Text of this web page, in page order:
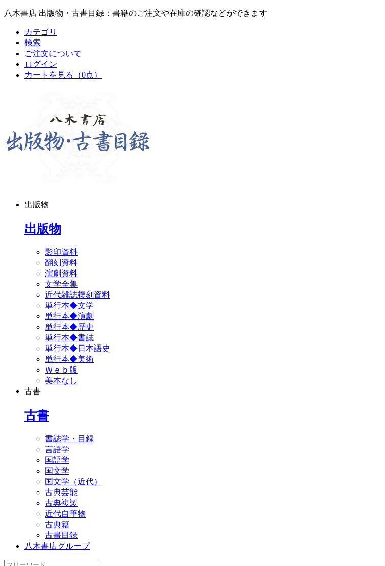
八木書店 出版物・古書目録：書籍のご注文や在庫の確認などができます
カテゴリ
検索
ご注文について
ログイン
カートを見る
（0点）
出版物
出版物
影印資料
翻刻資料
演劇資料
文学全集
近代雑誌複刻資料
単行本◆文学
単行本◆演劇
単行本◆歴史
単行本◆書誌
単行本◆日本語史
単行本◆美術
Ｗｅｂ版
美本なし
古書
古書
書誌学・目録
言語学
国語学
国文学
国文学（近代）
古典芸能
古典複製
近代自筆物
古典籍
古書目録
八木書店グループ